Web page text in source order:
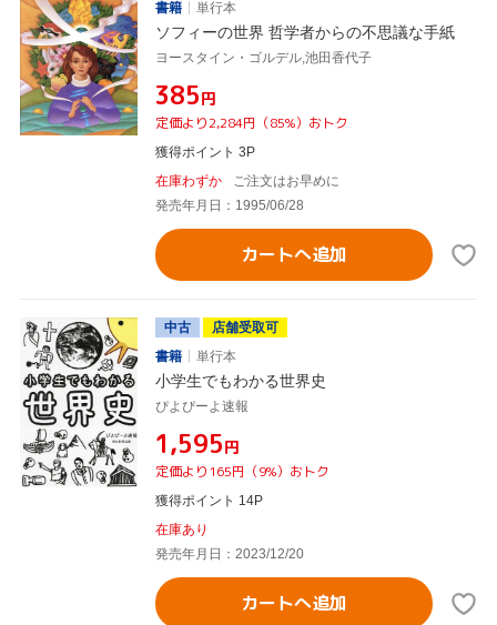
書籍 単行本
ソフィーの世界 哲学者からの不思議な手紙
ヨースタイン・ゴルデル,池田香代子
¥385円
定価より2,284円（85%）おトク
獲得ポイント 3P
在庫わずか
ご注文はお早めに
発売年月日：1995/06/28
カートへ追加
中古
店舗受取可
書籍
単行本
小学生でもわかる世界史
ぴよぴーよ速報
¥1,595円
定価より165円（9%）おトク
獲得ポイント 14P
在庫あり
発売年月日：2023/12/20
カートへ追加